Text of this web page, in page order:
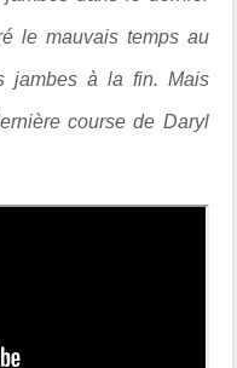
le mauvais temps au
jambes à la fin. Mais
course de Daryl